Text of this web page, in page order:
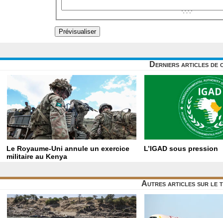
Derniers articles de
Le Royaume-Uni annule un exercice
militaire au Kenya
L’IGAD sous pression
Autres articles sur le